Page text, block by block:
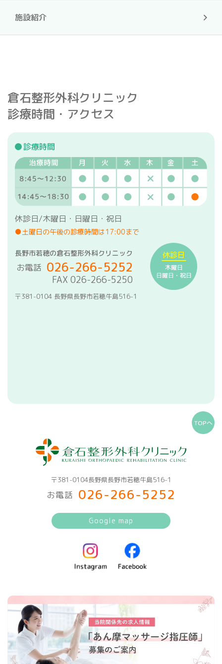
施設紹介
倉石整形外科クリニック
診療時間・アクセス
診療時間
休診日/木曜日・日曜日・祝日
●土曜日の午後の診療時間は17:00まで
長野市若穂の倉石整形外科クリニック
お電話 026-266-5252
FAX 026-266-5250
〒381-0104 長野県長野市若穂牛島516-1
休診日
木曜日
日曜日・祝日
TOPへ
〒381-0104長野県長野市若穂牛島516-1
お電話 026-266-5252
Google map